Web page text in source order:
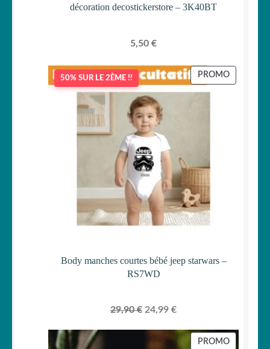
décoration decostickerstore – 3K40BT
5,50 €
50% SUR LE 2ÈME !! PROMOPRODUIT
Body manches courtes bébé jeep starwars –
RS7WD
29,90€ Le
initial
24,99 €Le
actuelPROMOPRODUIT